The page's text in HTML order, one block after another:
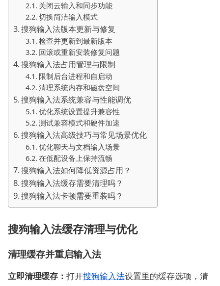
关闭云输入和同步功能
切换简洁输入模式
搜狗输入法版本更新与修复
检查并更新到最新版本
回滚或重新安装修复问题
搜狗输入法占用管理与限制
限制后台进程和自启动
清理系统内存和磁盘空间
搜狗输入法系统兼容与性能调优
优化系统设置提升兼容性
测试兼容模式和硬件加速
搜狗输入法高级技巧与常见场景优化
优化聊天与文档输入场景
在低配设备上保持流畅
搜狗输入法如何降低资源占用？
搜狗输入法缓存需要清理吗？
搜狗输入法卡顿需要重装吗？
搜狗输入法缓存清理与优化
清理缓存并重启输入法
立即清理缓存： 打开搜狗输入法设置里的缓存选项，清